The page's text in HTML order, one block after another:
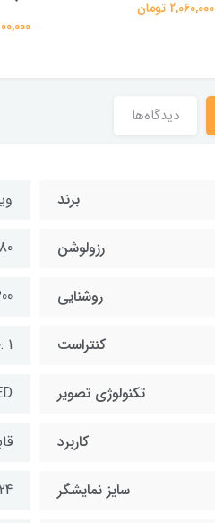
2,060,000 تومان
دیدگاه‌ها
برند
رزولوشن
روشنایی 300 ال
کنتراست 1 :120,000
تکنولوژی تصویر
کاربرد
سایز نمایشگر 24 تا 100 اینچ